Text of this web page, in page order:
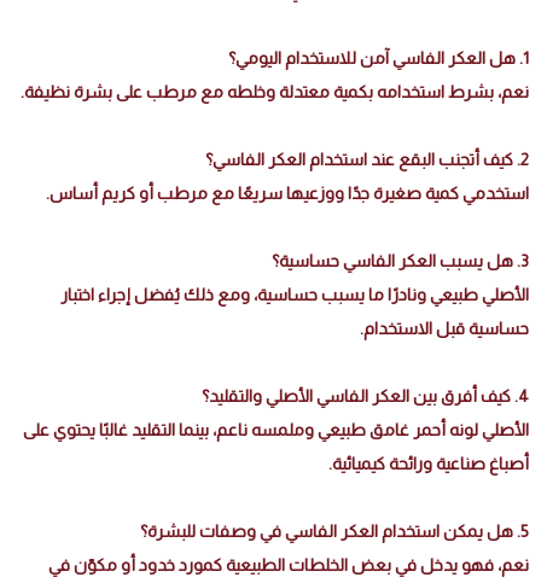
1. هل العكر الفاسي آمن للاستخدام اليومي؟
نعم، بشرط استخدامه بكمية معتدلة وخلطه مع مرطب على بشرة نظيفة.
2. كيف أتجنب البقع عند استخدام العكر الفاسي؟
استخدمي كمية صغيرة جدًا ووزعيها سريعًا مع مرطب أو كريم أساس.
3. هل يسبب العكر الفاسي حساسية؟
الأصلي طبيعي ونادرًا ما يسبب حساسية، ومع ذلك يُفضل إجراء اختبار
حساسية قبل الاستخدام.
4. كيف أفرق بين العكر الفاسي الأصلي والتقليد؟
الأصلي لونه أحمر غامق طبيعي وملمسه ناعم، بينما التقليد غالبًا يحتوي على
أصباغ صناعية ورائحة كيميائية.
5. هل يمكن استخدام العكر الفاسي في وصفات للبشرة؟
نعم، فهو يدخل في بعض الخلطات الطبيعية كمورد خدود أو مكوّن في